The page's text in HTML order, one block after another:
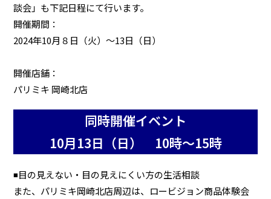
談会」も下記日程にて行います。
開催期間：
2024年10月８日（火）～13日（日）
開催店舗：
パリミキ 岡崎北店
同時開催イベント
10月13日（日） 10時～15時
◾️目の見えない・目の見えにくい方の生活相談
また、パリミキ岡崎北店周辺は、ロービジョン商品体験会